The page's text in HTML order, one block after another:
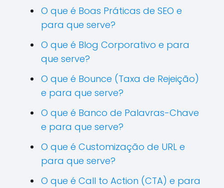
O que é Boas Práticas de SEO e
para que serve?
O que é Blog Corporativo e para
que serve?
O que é Bounce (Taxa de Rejeição)
e para que serve?
O que é Banco de Palavras-Chave
e para que serve?
O que é Customização de URL e
para que serve?
O que é Call to Action (CTA) e para